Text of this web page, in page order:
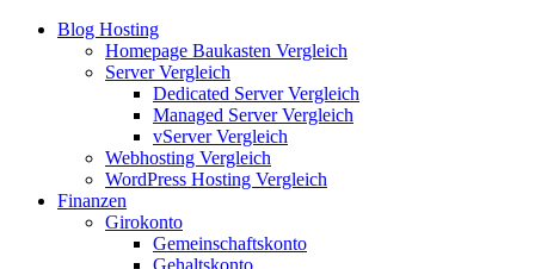
Blog Hosting
Homepage Baukasten Vergleich
Server Vergleich
Dedicated Server Vergleich
Managed Server Vergleich
vServer Vergleich
Webhosting Vergleich
WordPress Hosting Vergleich
Finanzen
Girokonto
Gemeinschaftskonto
Gehaltskonto